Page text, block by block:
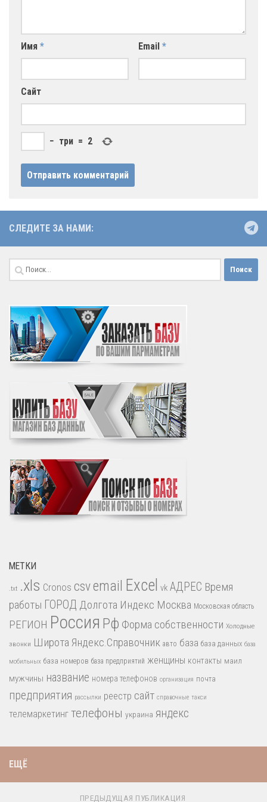
Имя * Email *
Сайт
− три = 2
СЛЕДИТЕ ЗА НАМИ:
Найти:
МЕТКИ
.txt .xls Cronos csvemail Excel vk АДРЕС Время
работы ГОРОД Долгота Индекс Москва Московская область
РЕГИОН Россия Рф Форма собственности Холодные
звонки Широта Яндекс.Справочник авто база база данных база
мобильных база номеров база предприятий женщины контакты маил
мужчины название номера телефонов организация почта
предприятия рассылки реестр сайт справочные такси
телемаркетинг телефоны украина яндекс
ЕЩЁ
ПРЕДЫДУЩАЯ ПУБЛИКАЦИЯ